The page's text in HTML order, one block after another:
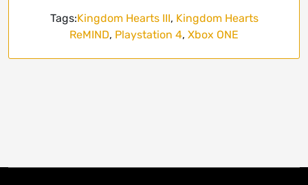
Tags:Kingdom Hearts III, Kingdom Hearts
ReMIND, Playstation 4, Xbox ONE